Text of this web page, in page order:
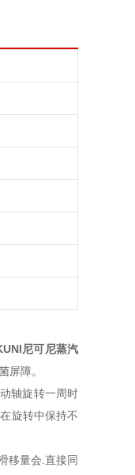
尼可尼蒸汽
屏障。
轴旋转一周时
旋转中保持不
移量会.直接同